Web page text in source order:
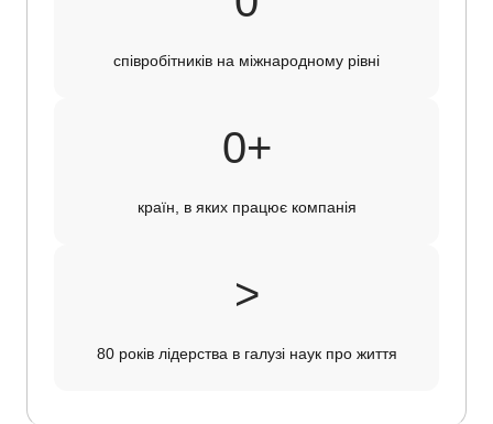
співробітників на міжнародному рівні
0+30+
країн, в яких працює компанія
>
80 років лідерства в галузі наук про життя